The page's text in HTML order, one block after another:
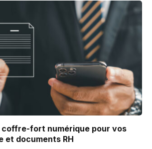
fort numérique pour vos
et documents RH